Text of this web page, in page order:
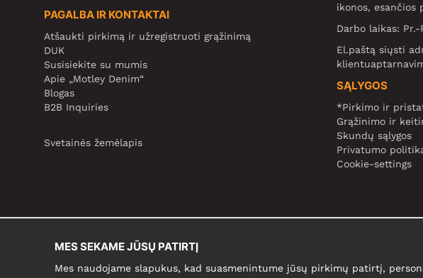
PAGALBA IR KONTAKTAI
Atšaukti pirkimą ir užregistruoti grąžinimą
DUK
Susisiekite su mumis
Apie „Motley Denim“
Blogas
B2B Inquiries
Svetainės žemėlapis
ikonos, esančios
Darbo laikas:
El.paštą siųsti
SĄLYGOS
*Pirkimo ir
Grąžinimo ir
Skundų sąlygos
Privatumo
Cookie-settings
MES SEKAME JŪSŲ PATIRTĮ
Mes naudojame slapukus, kad suasmenintume jūsų pirkimų patirtį,